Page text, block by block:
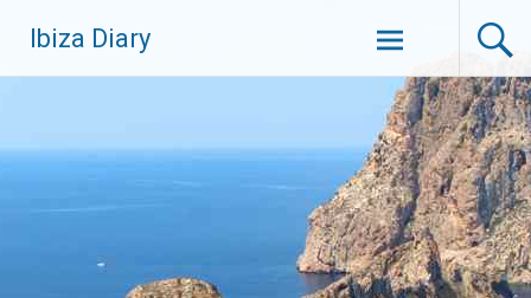
Inhalt
springen
Ibiza Diary